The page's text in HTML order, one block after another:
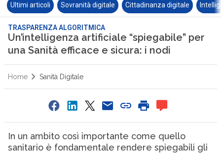
Ultimi articoli Sovranità digitale Cittadinanza digitale
TRASPARENZA ALGORITMICA
Un’intelligenza artificiale “spiegabile” per
una Sanità efficace e sicura: i nodi
Home Sanità Digitale
In un ambito così importante come quello
sanitario è fondamentale rendere spiegabili gli